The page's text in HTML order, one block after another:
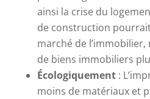
ainsi la crise du
de construction
marché de
de biens immobiliers
Écologiquement:
moins de matériaux et